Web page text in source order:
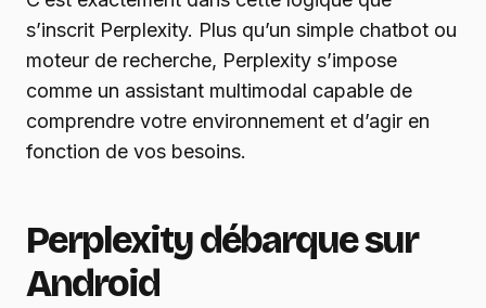
s’inscrit Perplexity. Plus qu’un simple chatbot ou
moteur de recherche, Perplexity s’impose
comme un assistant multimodal capable de
comprendre votre environnement et d’agir en
fonction de vos besoins.
Perplexity débarque sur
Android